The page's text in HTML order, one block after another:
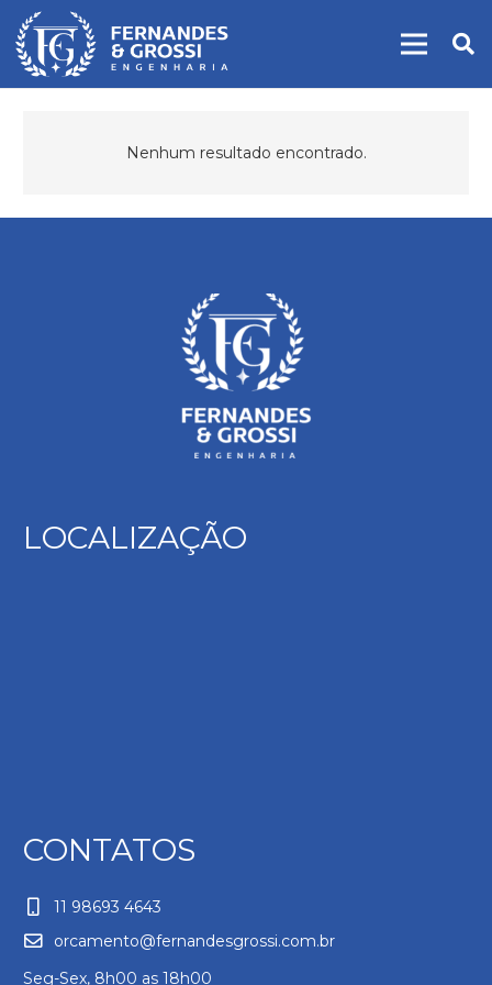
Nenhum resultado encontrado.
LOCALIZAÇÃO
CONTATOS
11 98693 4643
orcamento@fernandesgrossi.com.br
Seg-Sex, 8h00 as 18h00